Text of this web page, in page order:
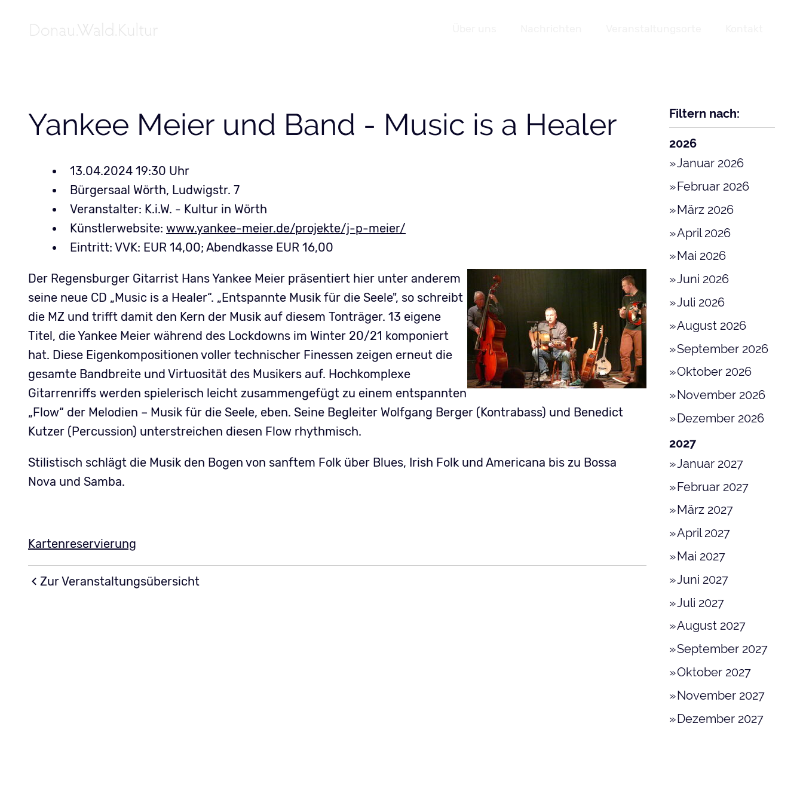
Yankee Meier und Band - Music is a Healer
13.04.2024 19:30
Bürgersaal Wörth, Ludwigstr. 7
Veranstalter: K.i.W. - Kultur in Wörth
Künstlerwebsite:www.yankee-meier.de/projekte/j-p-meier/
Eintritt: VVK: EUR 14,00; Abendkasse EUR 16,00
Der Regensburger Gitarrist Hans Yankee Meier präsentiert hier unter anderem
seine neue CD „Music is a Healer“. „Entspannte Musik für die Seele", so schreibt
die MZ und trifft damit den Kern der Musik auf diesem Tonträger. 13 eigene
Titel, die Yankee Meier während des Lockdowns im Winter 20/21 komponiert
hat. Diese Eigenkompositionen voller technischer Finessen zeigen erneut die
gesamte Bandbreite und Virtuosität des Musikers auf. Hochkomplexe
Gitarrenriffs werden spielerisch leicht zusammengefügt zu einem entspannten
„Flow“ der Melodien – Musik für die Seele, eben. Seine Begleiter Wolfgang Berger (Kontrabass) und Benedict
Kutzer (Percussion) unterstreichen diesen Flow rhythmisch.
Stilistisch schlägt die Musik den Bogen von sanftem Folk über Blues, Irish Folk und Americana bis zu Bossa
Nova und Samba.
Kartenreservierung
Zur Veranstaltungsübersicht
Filtern nach:
2026
Januar 2026
Februar 2026
März 2026
April 2026
Mai 2026
Juni 2026
Juli 2026
August 2026
September 2026
Oktober 2026
November 2026
Dezember 2026
2027
Januar 2027
Februar 2027
März 2027
April 2027
Mai 2027
Juni 2027
Juli 2027
August 2027
September 2027
Oktober 2027
November 2027
Dezember 2027